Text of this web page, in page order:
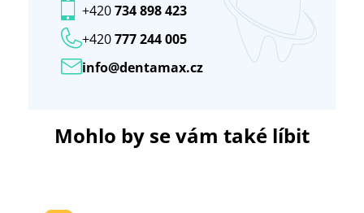
info@dentamax.cz
+420777 244 005
+420734 898 423
Mohlo by se vám také líbit